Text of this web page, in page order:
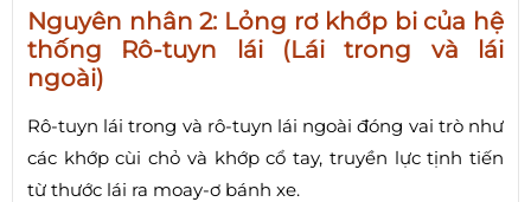
Nguyên nhân 2: Lỏng rơ khớp bi của hệ
thống Rô-tuyn lái (Lái trong và lái
ngoài)
Rô-tuyn lái trong và rô-tuyn lái ngoài đóng vai trò như
các khớp cùi chỏ và khớp cổ tay, truyền lực tịnh tiến
từ thước lái ra moay-ơ bánh xe.